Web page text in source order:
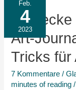
Feb.
4
2023
Art-
Tricks für
7 Kommentare /
minutes of reading
kreative
Welt
des
Art-
Journaling: